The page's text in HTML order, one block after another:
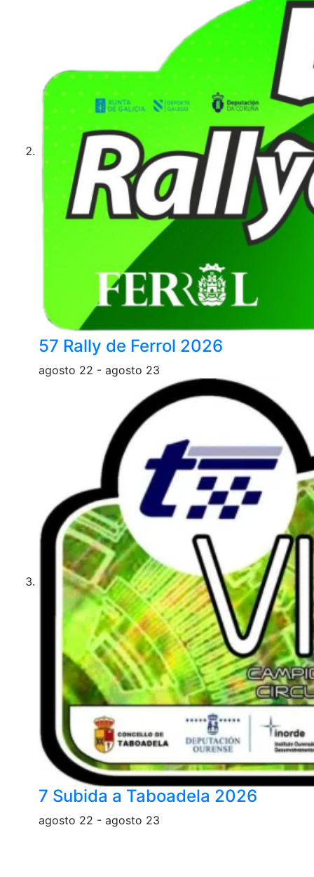
57 Rally de Ferrol 2026
agosto 22 - agosto 23
7 Subida a Taboadela 2026
agosto 22 - agosto 23